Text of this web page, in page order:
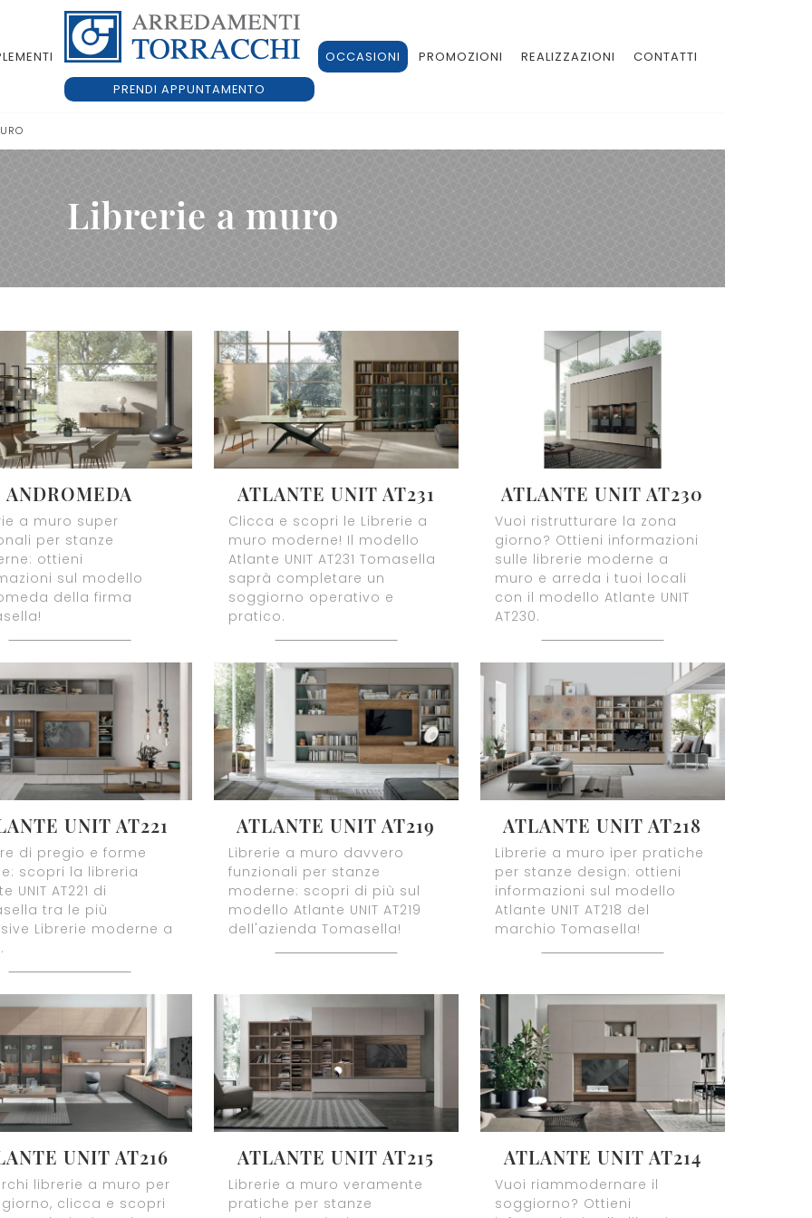
PRENDI APPUNTAMENTO
OCCASIONI PROMOZIONI REALIZZAZIONI CONTATTI
Librerie a muro
ANDROMEDA
a muro super
per stanze
ottieni
sul modello
della firma
ATLANTE UNIT AT231
Clicca e scopri le Librerie a
muro moderne! Il modello
Atlante UNIT AT231 Tomasella
saprà completare un
soggiorno operativo e
pratico.
ATLANTE UNIT AT230
Vuoi ristrutturare la zona
giorno? Ottieni informazioni
sulle librerie moderne a
muro e arreda i tuoi locali
con il modello Atlante UNIT
AT230.
UNIT AT221
di pregio e forme
scopri la libreria
UNIT AT221 di
tra le più
Librerie moderne a
ATLANTE UNIT AT219
Librerie a muro davvero
funzionali per stanze
moderne: scopri di più sul
modello Atlante UNIT AT219
dell'azienda Tomasella!
ATLANTE UNIT AT218
Librerie a muro iper pratiche
per stanze design: ottieni
informazioni sul modello
Atlante UNIT AT218 del
marchio Tomasella!
UNIT AT216
librerie a muro per
clicca e scopri
ATLANTE UNIT AT215
Librerie a muro veramente
pratiche per stanze
ATLANTE UNIT AT214
Vuoi riammodernare il
soggiorno? Ottieni